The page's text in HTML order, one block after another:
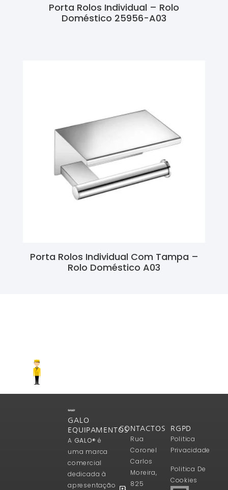
Porta Rolos Individual – Rolo
Doméstico 25956-A03
Porta Rolos Individual Com Tampa –
Rolo Doméstico A03
GALO
EQUIPAMENTOS
A GALO® é
uma marca
comercial
dedicada à
apresentação
CONTACTOS
Rua
Coronel
Carlos
Moreira,
825
RGPD
Politica
Privacidade
Politica De
Cookies